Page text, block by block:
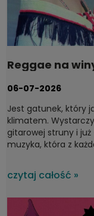
Reggae na
06-07-2026
Jest gatunek, który
klimatem.
gitarowej struny i
muzyka, która z
czytaj całość »